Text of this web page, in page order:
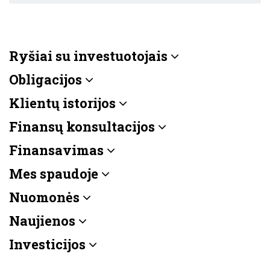
Ryšiai su investuotojais
Obligacijos
Klientų istorijos
Finansų konsultacijos
Finansavimas
Mes spaudoje
Nuomonės
Naujienos
Investicijos